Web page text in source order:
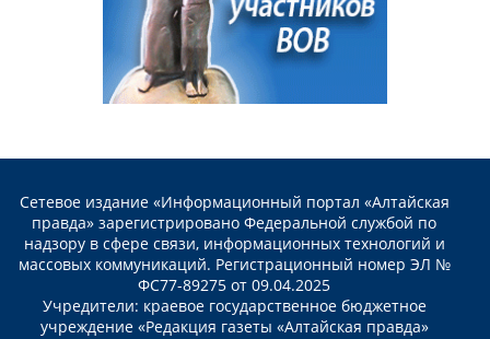
Сетевое издание «Информационный портал «Алтайская
правда» зарегистрировано Федеральной службой по
надзору в сфере связи, информационных технологий и
массовых коммуникаций. Регистрационный номер ЭЛ №
ФС77-89275 от 09.04.2025
Учредители: краевое государственное бюджетное
учреждение «Редакция газеты «Алтайская правда»